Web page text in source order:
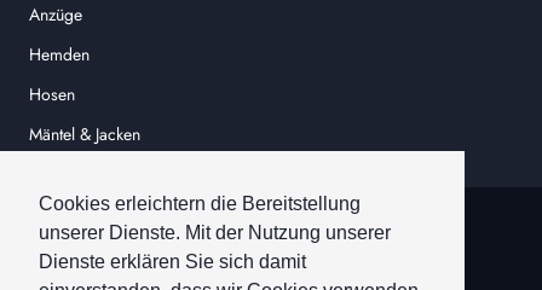
Cookies erleichtern die Bereitstellung
unserer Dienste. Mit der Nutzung unserer
Dienste erklären Sie sich damit
Anzüge
Hemden
Hosen
Mäntel & Jacken
© HEINER SCHNEIDER